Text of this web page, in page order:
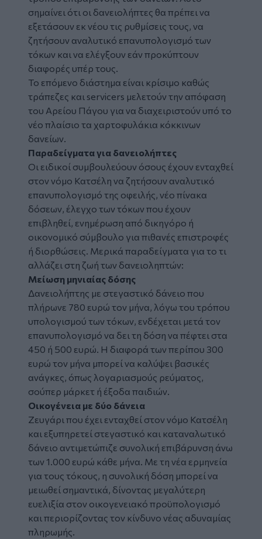
σημαίνει ότι οι δανειολήπτες θα πρέπει να
εξετάσουν εκ νέου τις ρυθμίσεις τους, να
ζητήσουν αναλυτικό επανυπολογισμό των
τόκων και να ελέγξουν εάν προκύπτουν
διαφορές υπέρ τους.
Το επόμενο διάστημα είναι κρίσιμο καθώς
τράπεζες και servicers μελετούν την απόφαση
του Αρείου Πάγου για να διαχειριστούν υπό το
νέο πλαίσιο τα χαρτοφυλάκια κόκκινων
δανείων.
Παραδείγματα για δανειολήπτες
Οι ειδικοί συμβουλεύουν όσους έχουν ενταχθεί
στον νόμο Κατσέλη να ζητήσουν αναλυτικό
επανυπολογισμό της οφειλής, νέο πίνακα
δόσεων, έλεγχο των τόκων που έχουν
επιβληθεί, ενημέρωση από δικηγόρο ή
οικονομικό σύμβουλο για πιθανές επιστροφές
ή διορθώσεις. Μερικά παραδείγματα για το τι
αλλάζει στη ζωή των δανειοληπτών:
Μείωση μηνιαίας δόσης
Δανειολήπτης με στεγαστικό δάνειο που
πλήρωνε 780 ευρώ τον μήνα, λόγω του τρόπου
υπολογισμού των τόκων, ενδέχεται μετά τον
επανυπολογισμό να δει τη δόση να πέφτει στα
450 ή 500 ευρώ. Η διαφορά των περίπου 300
ευρώ τον μήνα μπορεί να καλύψει βασικές
ανάγκες, όπως λογαριασμούς ρεύματος,
σούπερ μάρκετ ή έξοδα παιδιών.
Οικογένεια με δύο δάνεια
Ζευγάρι που έχει ενταχθεί στον νόμο Κατσέλη
και εξυπηρετεί στεγαστικό και καταναλωτικό
δάνειο αντιμετώπιζε συνολική επιβάρυνση άνω
των 1.000 ευρώ κάθε μήνα. Με τη νέα ερμηνεία
για τους τόκους, η συνολική δόση μπορεί να
μειωθεί σημαντικά, δίνοντας μεγαλύτερη
ευελιξία στον οικογενειακό προϋπολογισμό
και περιορίζοντας τον κίνδυνο νέας αδυναμίας
πληρωμής.